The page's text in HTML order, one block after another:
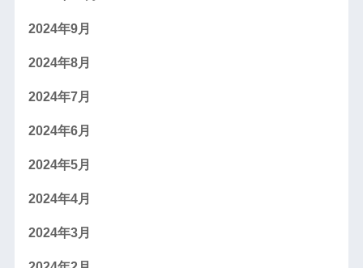
2024年9月
2024年8月
2024年7月
2024年6月
2024年5月
2024年4月
2024年3月